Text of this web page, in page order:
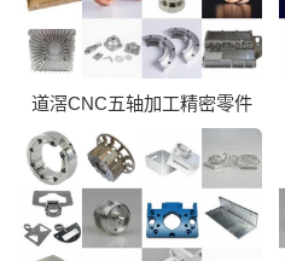
道滘CNC五轴加工精密零件